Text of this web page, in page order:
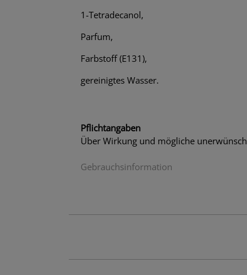
1-Tetradecanol,
Parfum,
Farbstoff (E131),
gereinigtes Wasser.
Pflichtangaben
Über Wirkung und mögliche
Gebrauchsinformation